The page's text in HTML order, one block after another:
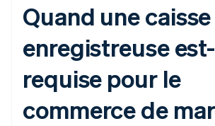
Quand une caisse
enregistreuse
requise pour le
commerce de